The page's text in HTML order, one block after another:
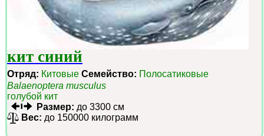
кит синий
Отряд: Китовые Семейство: Полосатиковые
Balaenoptera musculus
голубой кит
Размер: до 3300 см
Вес: до 150000 килограмм